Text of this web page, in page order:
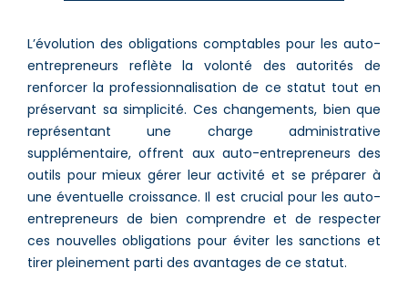
L’évolution des obligations comptables pour les auto-
entrepreneurs reflète la volonté des autorités de
renforcer la professionnalisation de ce statut tout en
préservant sa simplicité. Ces changements, bien que
représentant une charge administrative
supplémentaire, offrent aux auto-entrepreneurs des
outils pour mieux gérer leur activité et se préparer à
une éventuelle croissance. Il est crucial pour les auto-
entrepreneurs de bien comprendre et de respecter
ces nouvelles obligations pour éviter les sanctions et
tirer pleinement parti des avantages de ce statut.